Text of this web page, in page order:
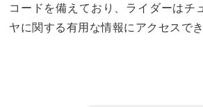
コードを備えており、ライダーはチ
ヤに関する有用な情報にアクセスでき